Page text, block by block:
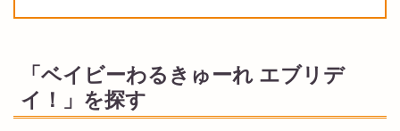
「ベイビーわるきゅーれ エブリデ
イ！」を探す